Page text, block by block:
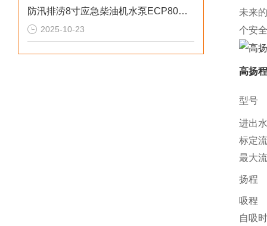
防汛排涝8寸应急柴油机水泵ECP80ME参数
2025-10-23
未来
个安
高扬程
型号
进出
标定
最大
扬程
吸程
自吸